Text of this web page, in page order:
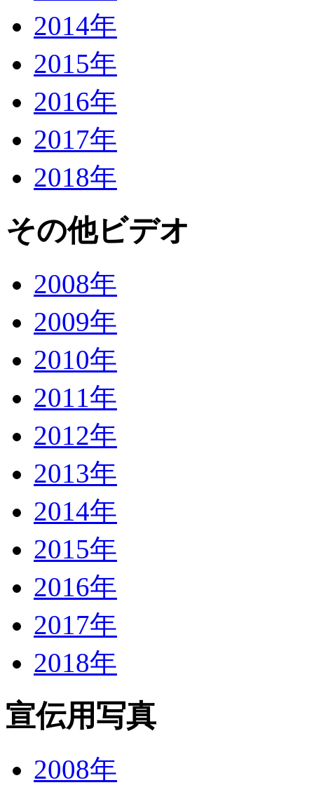
2014年
2015年
2016年
2017年
2018年
その他ビデオ
2008年
2009年
2010年
2011年
2012年
2013年
2014年
2015年
2016年
2017年
2018年
宣伝用写真
2008年